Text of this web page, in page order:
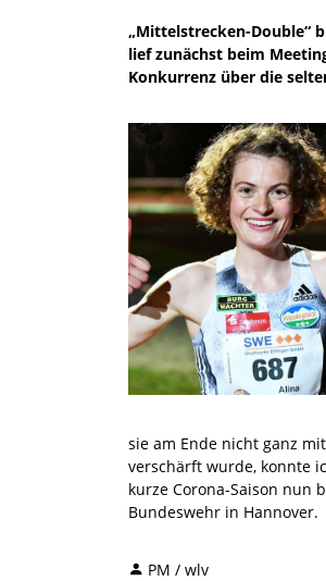
„Mittelstrecken-Double“
lief zunächst beim
Konkurrenz über die
sie am Ende nicht ganz
verschärft wurde, konnte
kurze Corona-Saison nun
Bundeswehr in Hannover.
PM / wlv